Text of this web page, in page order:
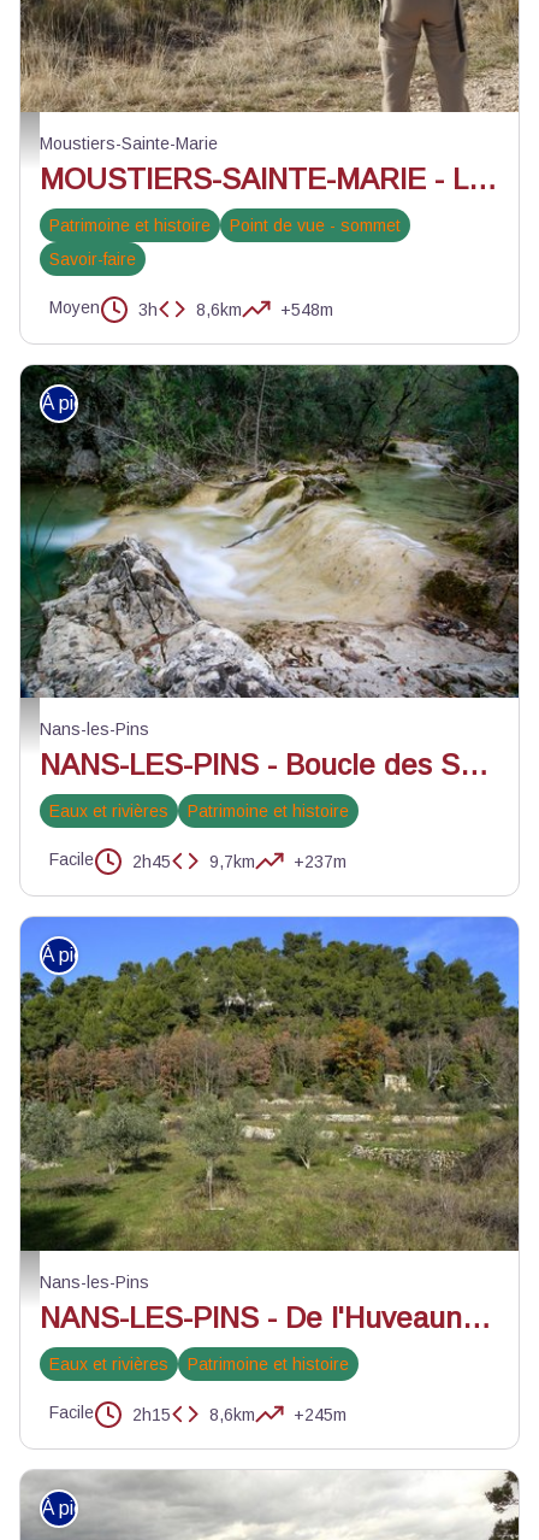
Lac de Sainte-Croix - ©Stefano Blanc - PNR Verdon
Moustiers-Sainte-Marie
MOUSTIERS-SAINTE-MARIE - Le sentier de Courchon
Patrimoine et histoire
Point de vue - sommet
Savoir-faire
Moyen 3h 8,6km +548m
Le lit de l'Huveaune en amont de Nans-les-pins
À pied
Nans-les-Pins
NANS-LES-PINS - Boucle des Sources de l'Huveaune
Eaux et rivières Patrimoine et histoire
Facile 2h45 9,7km +237m
L’ancienne ferme de Mantelette - Andrea Fernandez - PNR Sainte-Baume
À pied
Nans-les-Pins
NANS-LES-PINS - De l'Huveaune à Mantelette
Eaux et rivières Patrimoine et histoire
Facile 2h15 8,6km +245m
À pied